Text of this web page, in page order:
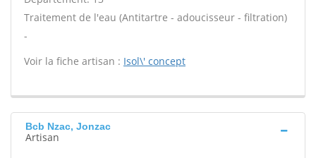
Traitement de l'eau (Antitartre - adoucisseur - filtration)
-
Voir la fiche artisan : Isol\' concept
Bcb Nzac, Jonzac
Artisan